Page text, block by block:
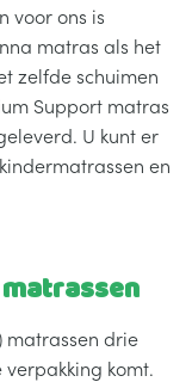
voor ons is
matras als het
zelfde schuimen
Support matras
U kunt er
en
matrassen drie
komt.